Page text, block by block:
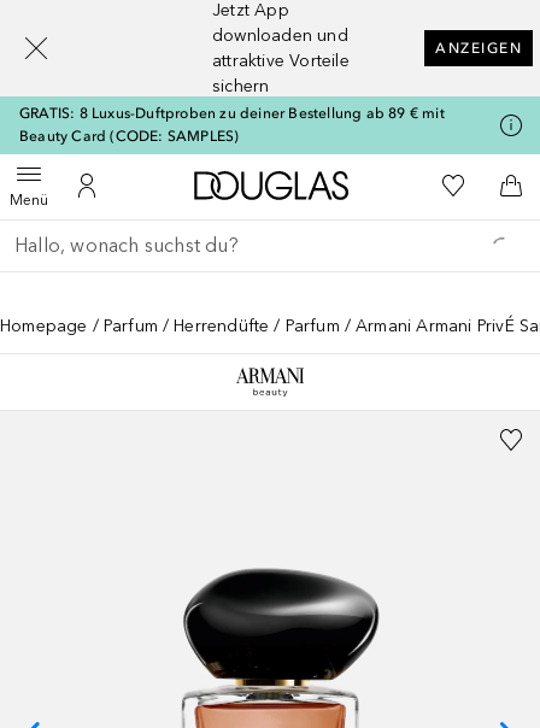
Jetzt App
downloaden und
attraktive Vorteile
sichern
ANZEIGEN
GRATIS: 8 Luxus-Duftproben zu deiner Bestellung ab 89 € mit
Beauty Card (CODE: SAMPLES)
MenüMenü öffnenZu Meinem Kundenkonto
Zur Douglas Startseite
Zu Meiner
Gehe zurück
Suche ausführen
Homepage Parfum Herrendüfte Parfum Armani Armani PrivÉ
[navigation.slideout.screenreader]